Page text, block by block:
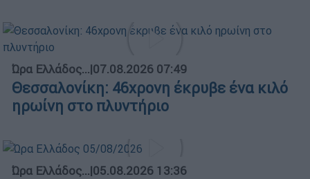
Ώρα Ελλάδος...|07.08.2026 07:49
Θεσσαλονίκη: 46χρονη έκρυβε ένα κιλό
ηρωίνη στο πλυντήριο
Ώρα Ελλάδος...|05.08.2026 13:36